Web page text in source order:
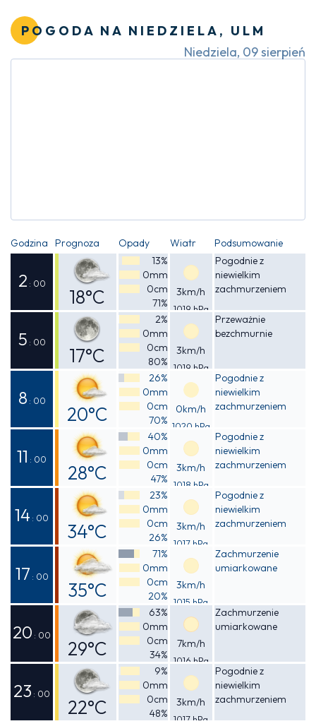
POGODA NA NIEDZIELA, ULM
Niedziela, 09 sierpień
Godzina Prognoza Opady Wiatr Podsumowanie
2 : 00
18°C
Odczuwalna
18°C
13%
0mm
0cm
71%
3km/h
1019 hPa
Pogodnie z
niewielkim
zachmurzeniem
5 : 00
17°C
Odczuwalna
16°C
2%
0mm
0cm
80%
3km/h
1019 hPa
Przeważnie
bezchmurnie
8 : 00
20°C
Odczuwalna
20°C
26%
0mm
0cm
70%
0km/h
1020 hPa
Pogodnie z
niewielkim
zachmurzeniem
11 : 00
28°C
Odczuwalna
28°C
40%
0mm
0cm
47%
3km/h
1018 hPa
Pogodnie z
niewielkim
zachmurzeniem
14 : 00
34°C
Odczuwalna
32°C
23%
0mm
0cm
26%
3km/h
1017 hPa
Pogodnie z
niewielkim
zachmurzeniem
17 : 00
35°C
Odczuwalna
33°C
71%
0mm
0cm
20%
3km/h
1015 hPa
Zachmurzenie
umiarkowane
20 : 00
29°C
Odczuwalna
28°C
63%
0mm
0cm
34%
7km/h
1016 hPa
Zachmurzenie
umiarkowane
23 : 00
22°C
9%
0mm
0cm
48%
3km/h
1017 hPa
Pogodnie z
niewielkim
zachmurzeniem